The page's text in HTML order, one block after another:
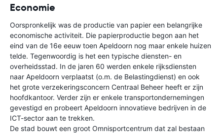
Economie
Oorspronkelijk was de productie van papier een belangrijke
economische activiteit. Die papierproductie begon aan het
eind van de 16e eeuw toen Apeldoorn nog maar enkele huizen
telde. Tegenwoordig is het een typische diensten- en
overheidsstad. In de jaren 60 werden enkele rijksdiensten
naar Apeldoorn verplaatst (o.m. de Belastingdienst) en ook
het grote verzekeringsconcern Centraal Beheer heeft er zijn
hoofdkantoor. Verder zijn er enkele transportondernemingen
gevestigd en probeert Apeldoorn innovatieve bedrijven in de
ICT-sector aan te trekken.
De stad bouwt een groot Omnisportcentrum dat zal bestaan